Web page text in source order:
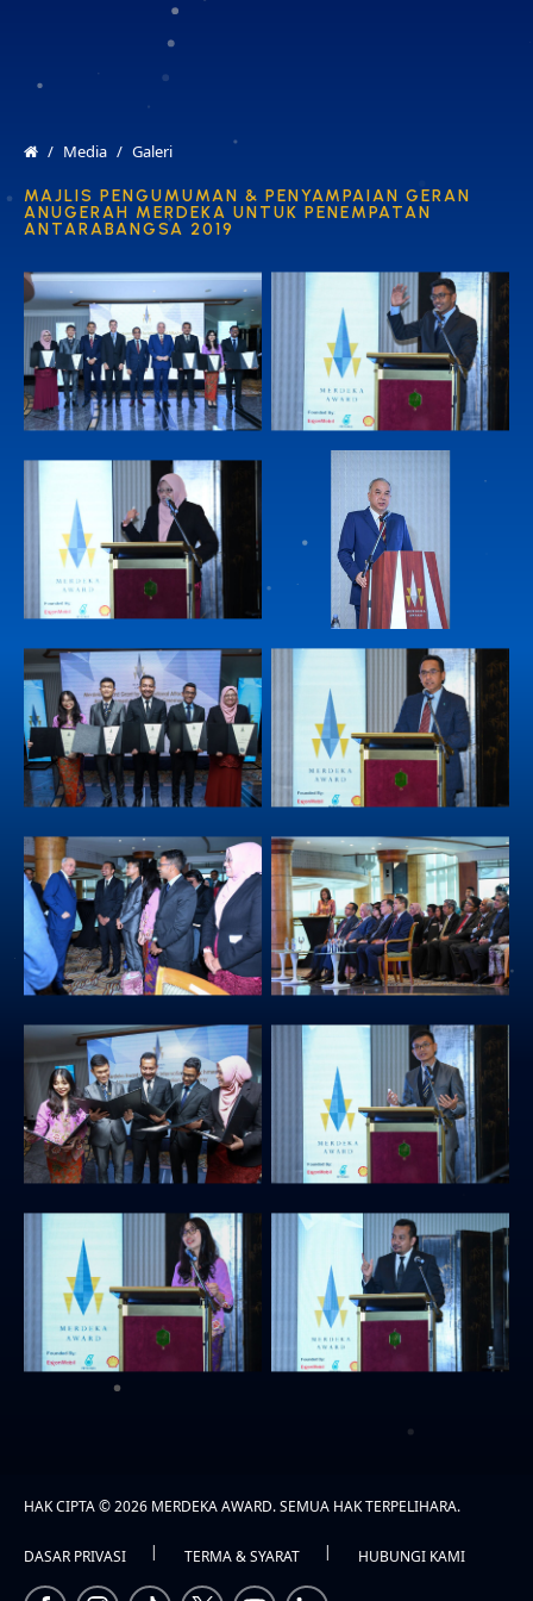
Media Galeri
MAJLIS PENGUMUMAN & PENYAMPAIAN GERAN
ANUGERAH MERDEKA UNTUK PENEMPATAN
ANTARABANGSA 2019
HAK CIPTA © 2026 MERDEKA AWARD. SEMUA HAK TERPELIHARA.
DASAR PRIVASI | TERMA & SYARAT | HUBUNGI KAMI